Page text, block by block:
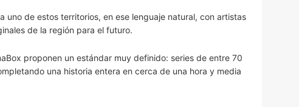
de estos territorios, en ese lenguaje natural, con artistas
de la región para el futuro.
proponen un estándar muy definido: series de entre 70
una historia entera en cerca de una hora y media